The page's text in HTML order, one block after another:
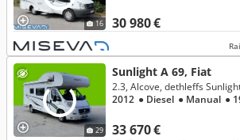
16 30 980 €
29
Sunlight A 69, Fiat
33 670 €
2.3, Alcove, dethleffs
2012 ● Diesel ● Manual ●